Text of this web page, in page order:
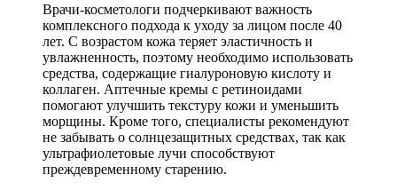
Врачи-косметологи подчеркивают важность
комплексного подхода к уходу за лицом после 40
лет. С возрастом кожа теряет эластичность и
увлажненность, поэтому необходимо использовать
средства, содержащие гиалуроновую кислоту и
коллаген. Аптечные кремы с ретиноидами
помогают улучшить текстуру кожи и уменьшить
морщины. Кроме того, специалисты рекомендуют
не забывать о солнцезащитных средствах, так как
ультрафиолетовые лучи способствуют
преждевременному старению.